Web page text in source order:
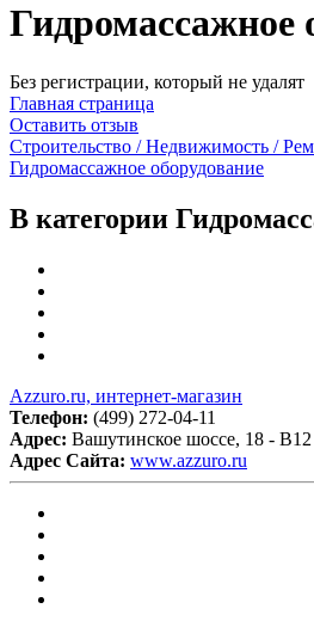
Гидромассажное
Без регистрации, который не удалят
Главная страница
Оставить отзыв
Строительство / Недвижимость /
Гидромассажное оборудование
В категории
Аzzuro.ru, интернет-магазин
Телефон: (499) 272-04-11
Адрес: Вашутинское шоссе, 18 -
Адрес Сайта: www.azzuro.ru